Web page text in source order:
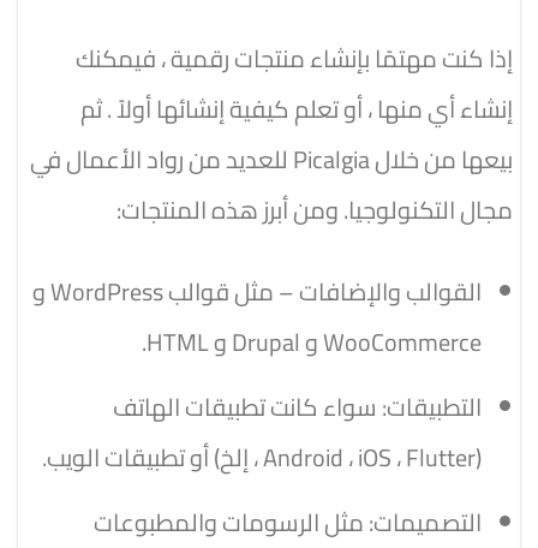
إذا كنت مهتمًا بإنشاء منتجات رقمية ، فيمكنك
إنشاء أي منها ، أو تعلم كيفية إنشائها أولاً . ثم
بيعها من خلال Picalgia للعديد من رواد الأعمال في
مجال التكنولوجيا. ومن أبرز هذه المنتجات:
القوالب والإضافات – مثل قوالب WordPress و
WooCommerce و Drupal و HTML.
التطبيقات: سواء كانت تطبيقات الهاتف
(Android ، iOS ، Flutter ، إلخ) أو تطبيقات الويب.
التصميمات: مثل الرسومات والمطبوعات